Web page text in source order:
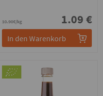
10.90€/kg 1.09 €
In den Warenkorb